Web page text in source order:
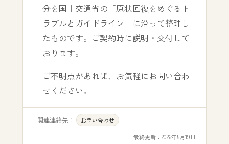
分を国土交通省の「原状回復をめぐるト
ラブルとガイドライン」に沿って整理し
たものです。ご契約時に説明・交付して
おります。
ご不明点があれば、お気軽にお問い合わ
せください。
関連連絡先： お問い合わせ
最終更新： 2026年5月19日